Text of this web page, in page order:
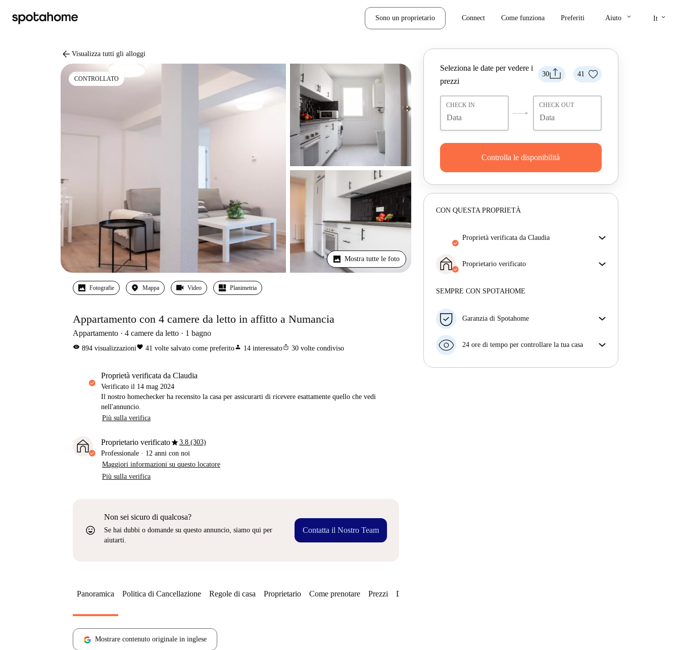
Sono un proprietario Connect Come funziona Preferiti Aiuto keyboard_arrow_down It keyboard_arrow_down
arrow_back Visualizza tutti gli alloggi
CONTROLLATO
Mostra tutte le foto
Fotografie Mappa Video Planimetria
Appartamento con 4 camere da letto in affitto a Numancia
Appartamento 4 camere da letto 1 bagno
visibility 894 visualizzazionifavorite 41 volte salvato come preferitoperson 14 interessatoios_share 30 volte condiviso
proprietà verificata da Claudia
Verificato il 14 mag 2024
Il nostro homechecker ha recensito la casa per assicurarti di ricevere esattamente quello che vedi
nell'annuncio.
Più sulla verifica
Proprietario verificatostar3.8 (303)
Professionale · 12 anni con noi
Maggiori informazioni su questo locatore
Più sulla verifica
sentiment_very_satisfied
Non sei sicuro di qualcosa?
Se hai dubbi o domande su questo annuncio, siamo qui per
aiutarti.
Contatta il Nostro Team
30 41
Seleziona le date per vedere i
prezzi
CHECK IN CHECK OUT
Controlla le disponibilità
CON QUESTA PROPRIETÀ
proprietà verificata da Claudia
assicurarti di ricevere esattamente quello che vedi
nell'annuncio.
Proprietario verificato
Maggiori informazioni su questo locatore
SEMPRE CON SPOTAHOME
Garanzia di Spotahome
con breve preavviso, noi A) ti pagheremo un hotel e
B) ti rimborseremo totalmente
24 ore di tempo per controllare la tua casa
Panoramica Politica di Cancellazione Regole di casa Proprietario Come prenotare Prezzi Disponibilità
Mostrare contenuto originale in inglese